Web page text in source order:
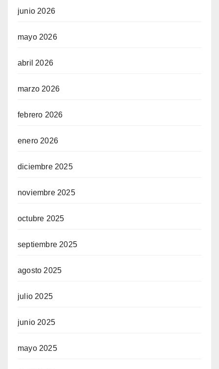
junio 2026
mayo 2026
abril 2026
marzo 2026
febrero 2026
enero 2026
diciembre 2025
noviembre 2025
octubre 2025
septiembre 2025
agosto 2025
julio 2025
junio 2025
mayo 2025